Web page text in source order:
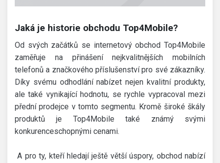
Jaká je historie obchodu Top4Mobile?
Od svých začátků se internetový obchod Top4Mobile
zaměřuje na přinášení nejkvalitnějších mobilních
telefonů a značkového příslušenství pro své zákazníky.
Díky svému odhodlání nabízet nejen kvalitní produkty,
ale také vynikající hodnotu, se rychle vypracoval mezi
přední prodejce v tomto segmentu. Kromě široké škály
produktů je Top4Mobile také známý svými
konkurenceschopnými cenami.
A pro ty, kteří hledají ještě větší úspory, obchod nabízí